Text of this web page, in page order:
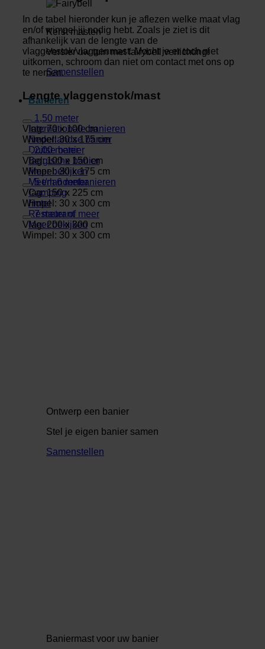
Kerst masten
Versier uw tuin met fairybell verlichting!
Samenstellen
Banieren
Internationale banieren
Nederlandse banier
Duitse banier
Belgische banier
Meer bekijken
Meerlandenbanieren
Camping
Hotel
Restaurant
Meer bekijken
Ontwerp een banier
Stel je eigen banier samen
Samenstellen
Baniermast voor uw banier
In de tabel hieronder kun je aflezen welke maat vlag
en/of wimpel jij nodig hebt. Zoals je ziet is dit
afhankelijk van de lengte van de
vlaggenstok/vlaggenmast. Mocht je er toch niet
uitkomen, schroom dan niet om contact met ons op
te nemen.
Lengte vlaggenstok/mast
1,50 meter
Vlag: 70 x 100 cm
Wimpel: 30 x 175 cm
2,00 meter
Vlag: 100 x 150 cm
Wimpel: 30 x 175 cm
5 t/m 6 meter
Vlag: 150 x 225 cm
Wimpel: 30 x 300 cm
7 meter of meer
Vlag: 200 x 300 cm
Wimpel: 30 x 300 cm